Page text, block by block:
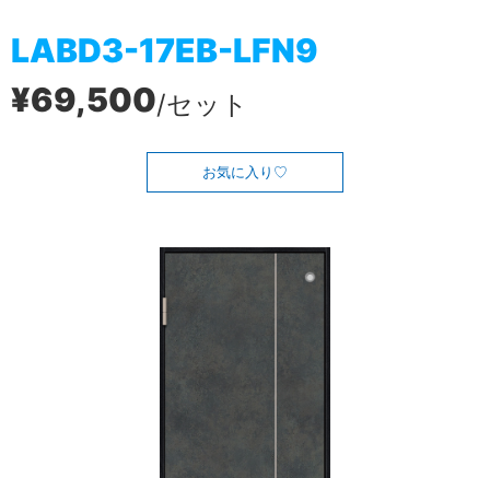
LABD3-17EB-LFN9
¥69,500/セット
お気に入り